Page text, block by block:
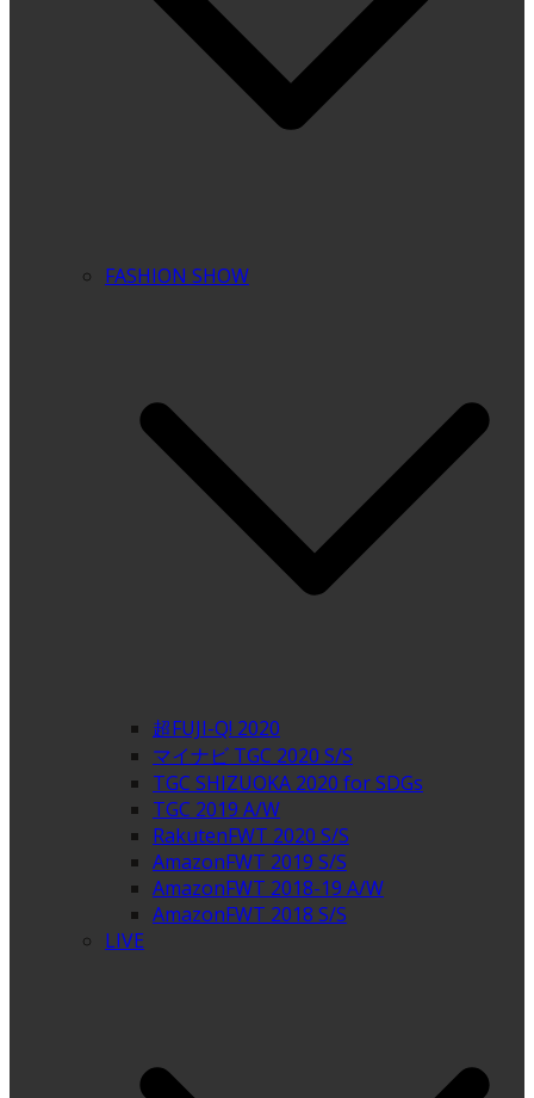
FASHION SHOW
超FUJI-Q! 2020
マイナビ TGC 2020 S/S
TGC SHIZUOKA 2020 for SDGs
TGC 2019 A/W
RakutenFWT 2020 S/S
AmazonFWT 2019 S/S
AmazonFWT 2018-19 A/W
AmazonFWT 2018 S/S
LIVE